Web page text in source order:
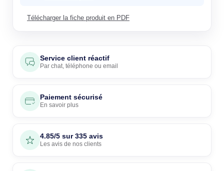
Télécharger la fiche produit en PDF
Service client réactif
Par chat, téléphone ou email
Paiement sécurisé
En savoir plus
4.85/5 sur 335 avis
Les avis de nos clients